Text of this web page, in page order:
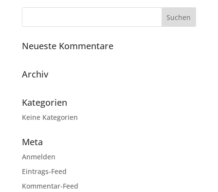
Neueste Kommentare
Archiv
Kategorien
Keine Kategorien
Meta
Anmelden
Eintrags-Feed
Kommentar-Feed